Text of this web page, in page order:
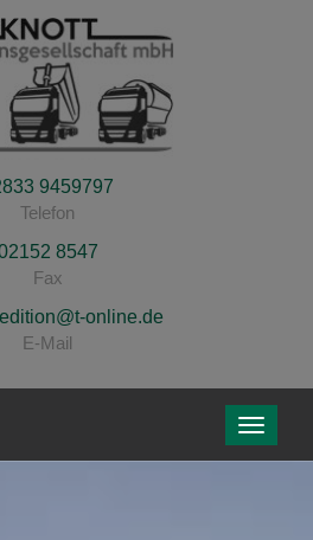
9459797
Telefon
8547
Fax
online.de
E-Mail
Toggle